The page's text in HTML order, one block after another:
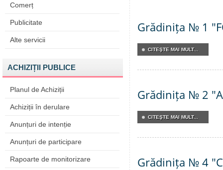
Comerț
Publicitate
Alte servicii
ACHIZIȚII PUBLICE
Planul de Achiziții
Achiziții în derulare
Anunțuri de intenție
Anunțuri de participare
Rapoarte de monitorizare
Grădinița № 1
CITEŞTE MAI MULT...
Grădinița № 2
CITEŞTE MAI MULT...
Grădinița № 4